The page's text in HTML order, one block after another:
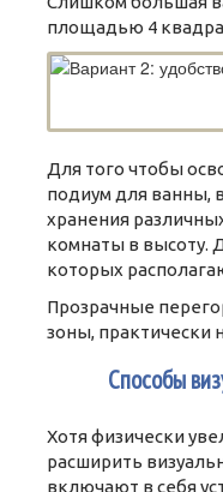
площадью 4
Для того чтобы
подиум для ванны,
хранения
комнаты в высоту.
которых
Прозрачные
зоны, практически
Способы
Хотя физически
расширить
включают в себя